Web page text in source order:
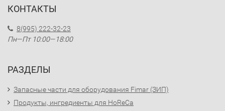
КОНТАКТЫ
8(995) 222-32-23
Пн—Пт 10:00—18:00
РАЗДЕЛЫ
Запасные части для оборудования Fimar (ЗИП)
Продукты, ингредиенты для HoReCa